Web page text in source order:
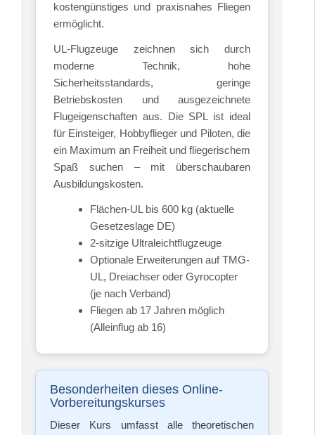
kostengünstiges und praxisnahes Fliegen
ermöglicht.
UL-Flugzeuge zeichnen sich durch
moderne Technik, hohe
Sicherheitsstandards, geringe
Betriebskosten und ausgezeichnete
Flugeigenschaften aus. Die SPL ist ideal
für Einsteiger, Hobbyflieger und Piloten, die
ein Maximum an Freiheit und fliegerischem
Spaß suchen – mit überschaubaren
Ausbildungskosten.
Flächen-UL bis 600 kg (aktuelle
Gesetzeslage DE)
2-sitzige Ultraleichtflugzeuge
Optionale Erweiterungen auf TMG-
UL, Dreiachser oder Gyrocopter
(je nach Verband)
Fliegen ab 17 Jahren möglich
(Alleinflug ab 16)
Besonderheiten dieses Online-
Vorbereitungskurses
Dieser Kurs umfasst alle theoretischen